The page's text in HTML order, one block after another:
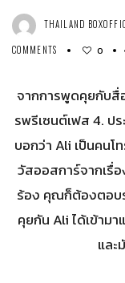
THAILAND
COMMENTS
0
จากการพูดคุยกับสื่
รพรีเซนต์เฟส 4. ป
บอกว่า Ali เป็นคนโ
วัสออสการ์จากเรื่
ร้อง คุณก็ต้องตอบ
คุยกัน Ali ได้เข้าม
และ